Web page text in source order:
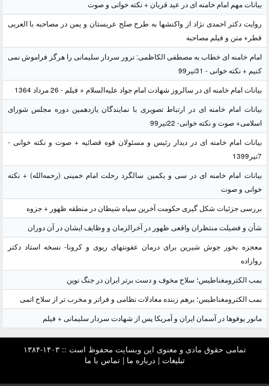
بیانات مهم امام خامنه ای در عید قربان + نکته خوانی و صوت
روایت دکتر احمدی نژاد از واکنشها به طرح صلح عربستان و یمن در مصاحبه با العربی
قطر+ متن و فیلم مصاحبه
امام خامنه ای خطاب به مصطفی الکاظمی: ترور سردار سلیمانی را هرگز فراموش نمی
کنیم + نکته خوانی - 31تیر99
بیانات امام خامنه ای در سالروز شهادت امام جواد علیه‌السلام + فیلم - 26 مرداد 1364
بیانات امام خامنه ای در ارتباط تصویری با نمایندگان یازدهمین دوره مجلس شورای
اسلامی+ صوت و نکته خوانی- 22تیر99
بیانات امام خامنه ای در دیدار رئیس و مسئولان قوه قضائیه + صوت و نکته خوانی -
7تیر1399
بیانات امام خامنه ای در سی و یکمین سالگرد رحلت امام خمینی (رحمه‌الله) + نکته
خوانی و صوت
بررسی جزئیات شکل گیری حکومت آخرین سپاه شیطان در منطقه ظهور + جزوه
شأن و فضیلت منتظران واقعی ظهور در آخرالزمان و وظایف ایشان در آن دوران
معجزه بخور جوش شیرین برای درمان عفونتهای ریوی و کرونا- نسخه استاد دکتر
روازاده
بمب الکترومغناطیس؛ سلاح مخوف و دست برتر ایران در جنگ نوین
بمب الکترومغناطیس؛ برهم زننده معادلات نظامی و فراتر و مخرب تر از سلاح اتمی
مانور یوفوها در آسمان ایران و آمریکا پس از شهادت سردار سلیمانی + فیلم
تمامی حقوق مادی و معنوی این وبسایت محفوظ است :: ۱۴۰۳-۱۳۸۴
تبلیغات | درباره ما |تماس با ما